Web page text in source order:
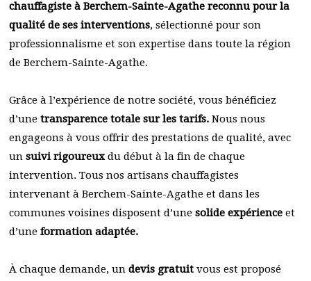
chauffagiste à Berchem-Sainte-Agathe reconnu pour la
qualité de ses interventions, sélectionné pour son
professionnalisme et son expertise dans toute la région
de Berchem-Sainte-Agathe.
Grâce à l’expérience de notre société, vous bénéficiez
d’une transparence totale sur les tarifs. Nous nous
engageons à vous offrir des prestations de qualité, avec
un suivi rigoureuxdu début à la fin de chaque
intervention. Tous nos artisans chauffagistes
intervenant à Berchem-Sainte-Agathe et dans les
communes voisines disposent d’une solide expérience et
d’une formation adaptée.
À chaque demande, un devis gratuit vous est proposé